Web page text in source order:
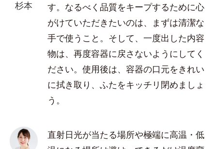
杉本
す。なるべく品質をキープするために心
がけていただきたいのは、まずは清潔な
手で使うこと。そして、一度出した内容
物は、再度容器に戻さないようにしてく
ださい。使用後は、容器の口元をきれい
に拭き取り、ふたをキッチリ閉めましょ
う。
直射日光が当たる場所や極端に高温・低